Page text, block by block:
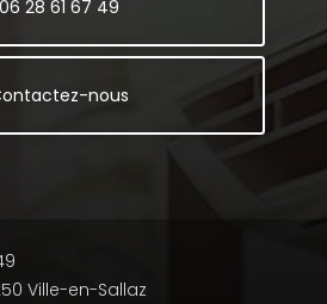
06 28 61 67 49
nous
Ville-en-Sallaz